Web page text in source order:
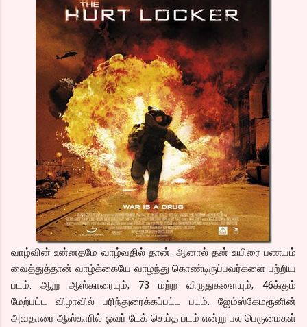
வாழ்வின் உன்னதமே வாழ்வதில் தான். ஆனால் தன் உயிரை பணயம்
வைத்துத்தான் வாழ்க்கையே வாழந்து கொண்டிருப்பவர்களை பற்றிய
படம். ஆறு ஆஸ்காரையும், 73 மற்ற விருதுகளையும், 46க்கும்
மேற்பட்ட விழாவில் பரிந்துரைக்கப்பட்ட படம். ஜேம்ஸ்கேமரூனின்
அவதாரை ஆஸ்காரில் ஓவர் டேக் செய்த படம் என்று பல பெருமைகள்